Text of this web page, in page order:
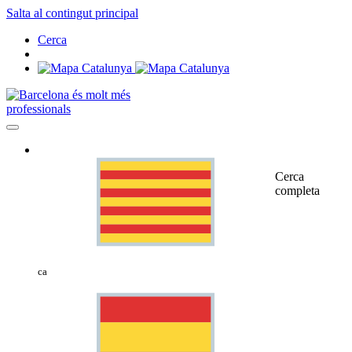
Salta al contingut principal
Cerca
professionals
ca
Cerca
completa